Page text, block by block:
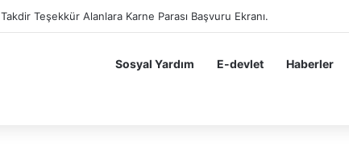
Takdir Teşekkür Alan Öğrenciler Hemen Başvursun 10 BİN 200 TL
Sosyal Yardım E-devlet Haberler